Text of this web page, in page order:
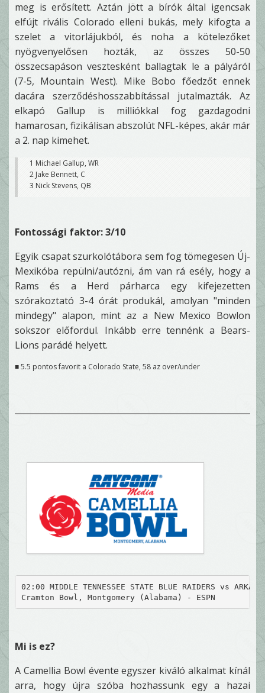
meg is erősített. Aztán jött a bírók által igencsak
elfújt rivális Colorado elleni bukás, mely kifogta a
szelet a vitorlájukból, és noha a kötelezőket
nyögvenyelősen hozták, az összes 50-50
összecsapáson vesztesként ballagtak le a pályáról
(7-5, Mountain West). Mike Bobo főedzőt ennek
dacára szerződéshosszabbítással jutalmazták. Az
elkapó Gallup is milliókkal fog gazdagodni
hamarosan, fizikálisan abszolút NFL-képes, akár már
a 2. nap kimehet.
1 Michael Gallup, WR
2 Jake Bennett, C
3 Nick Stevens, QB
Fontossági faktor: 3/10
Egyik csapat szurkolótábora sem fog tömegesen Új-
Mexikóba repülni/autózni, ám van rá esély, hogy a
Rams és a Herd párharca egy kifejezetten
szórakoztató 3-4 órát produkál, amolyan "minden
mindegy" alapon, mint az a New Mexico Bowlon
sokszor előfordul. Inkább erre tennénk a Bears-
Lions parádé helyett.
■ 5.5 pontos favorit a Colorado State, 58 az over/under
02:00 MIDDLE TENNESSEE STATE BLUE RAIDERS vs
Cramton Bowl, Montgomery (Alabama) - ESPN
Mi is ez?
A Camellia Bowl évente egyszer kiváló alkalmat kínál
arra, hogy újra szóba hozhassunk egy a hazai